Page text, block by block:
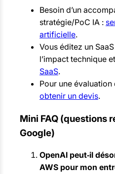
Besoin d’un
stratégie/PoC IA :
artificielle.
Vous éditez un
l’impact technique
SaaS.
Pour une
obtenir un devis.
Mini FAQ (questions
Google)
OpenAI peut‑il
AWS pour mon